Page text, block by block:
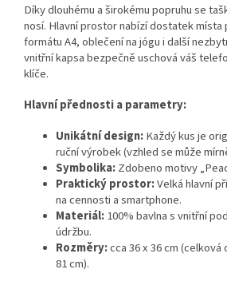
Díky dlouhému a širokému popruhu se
nosí. Hlavní prostor nabízí dostatek místa
formátu A4, oblečení na jógu i další
vnitřní kapsa bezpečně uschová váš
klíče.
Hlavní přednosti a parametry:
Unikátní design:Každý kus je
ruční výrobek (vzhled se může
Symbolika:Zdobeno motivy
Praktický prostor:Velká hlavní
na cennosti a smartphone.
Materiál:100% bavlna s vnitřní
údržbu.
Rozměry:cca 36 x 36 cm
81 cm).